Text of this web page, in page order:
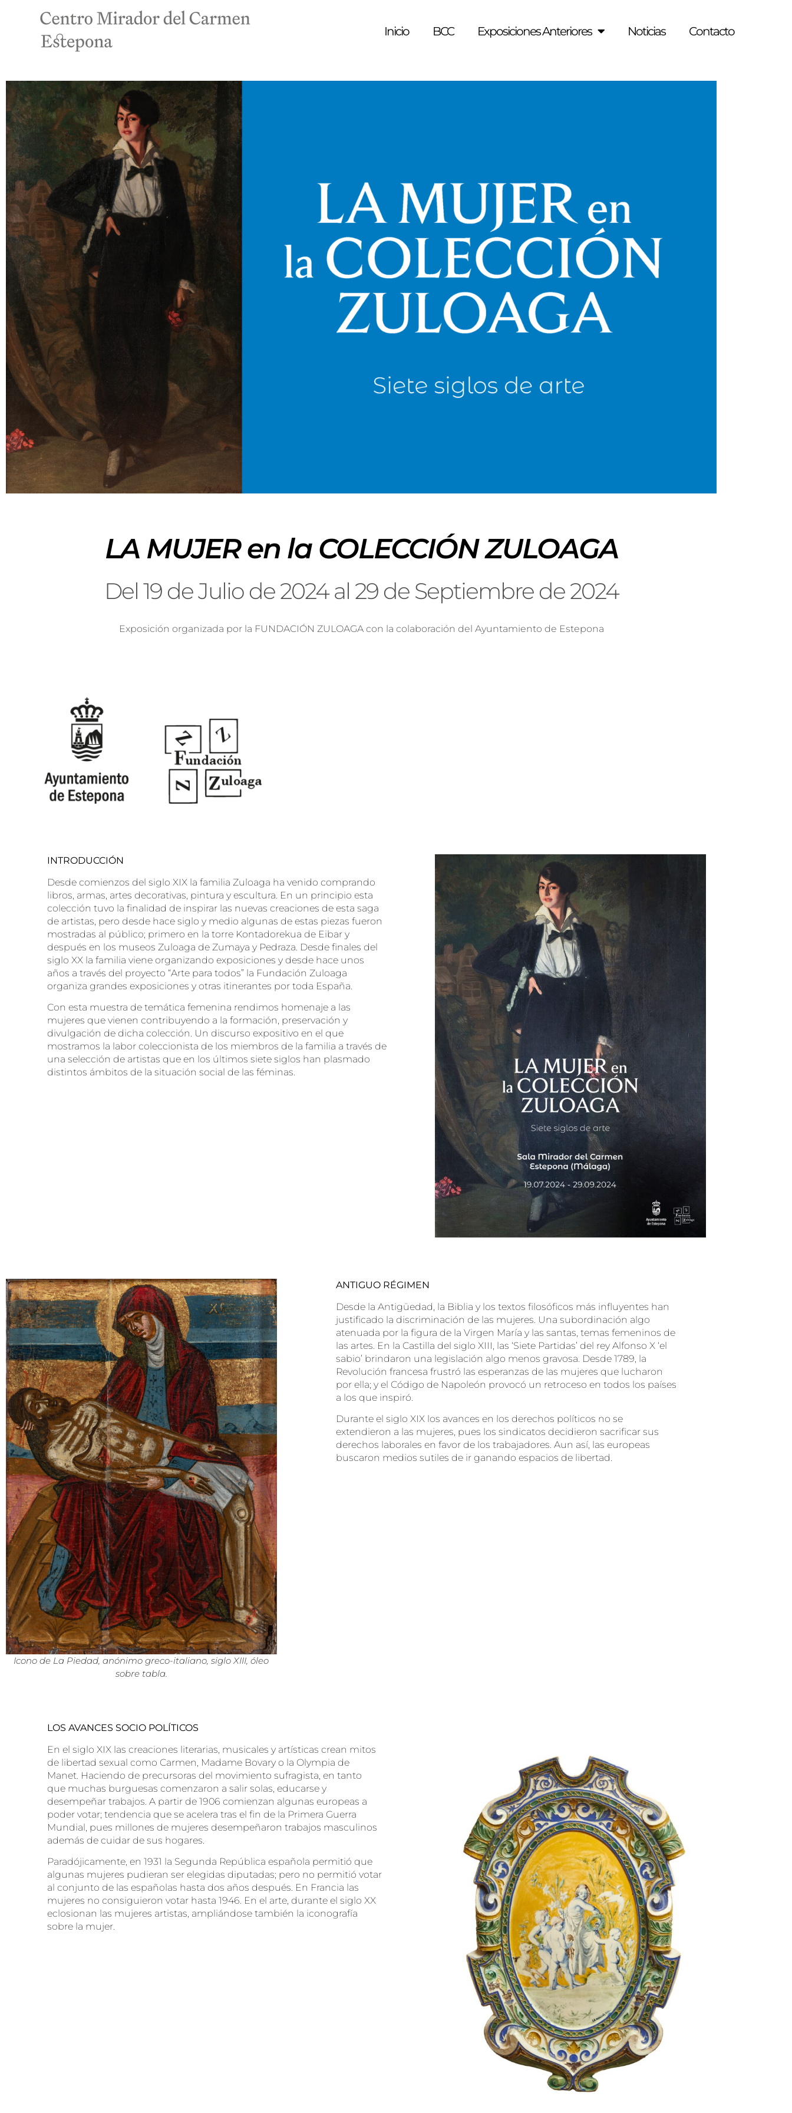
Inicio BCC Exposiciones Anteriores Noticias Contacto
LA MUJER en la COLECCIÓN ZULOAGA
Del 19 de Julio de 2024 al 29 de Septiembre de 2024
Exposición organizada por la FUNDACIÓN ZULOAGA con la colaboración del Ayuntamiento de Estepona
INTRODUCCIÓN
Desde comienzos del siglo XIX la familia Zuloaga ha venido comprando
libros, armas, artes decorativas, pintura y escultura. En un principio esta
colección tuvo la finalidad de inspirar las nuevas creaciones de esta saga
de artistas, pero desde hace siglo y medio algunas de estas piezas fueron
mostradas al público; primero en la torre Kontadorekua de Eibar y
después en los museos Zuloaga de Zumaya y Pedraza. Desde finales del
siglo XX la familia viene organizando exposiciones y desde hace unos
años a través del proyecto “Arte para todos” la Fundación Zuloaga
organiza grandes exposiciones y otras itinerantes por toda España.
Con esta muestra de temática femenina rendimos homenaje a las
mujeres que vienen contribuyendo a la formación, preservación y
divulgación de dicha colección. Un discurso expositivo en el que
mostramos la labor coleccionista de los miembros de la familia a través de
una selección de artistas que en los últimos siete siglos han plasmado
distintos ámbitos de la situación social de las féminas.
Icono de La Piedad, anónimo greco-italiano, siglo XIII, óleo
sobre tabla.
ANTIGUO RÉGIMEN
Desde la Antigüedad, la Biblia y los textos filosóficos más influyentes han
justificado la discriminación de las mujeres. Una subordinación algo
atenuada por la figura de la Virgen María y las santas, temas femeninos de
las artes. En la Castilla del siglo XIII, las ‘Siete Partidas’ del rey Alfonso X ‘el
sabio’ brindaron una legislación algo menos gravosa. Desde 1789, la
Revolución francesa frustró las esperanzas de las mujeres que lucharon
por ella; y el Código de Napoleón provocó un retroceso en todos los países
a los que inspiró.
Durante el siglo XIX los avances en los derechos políticos no se
extendieron a las mujeres, pues los sindicatos decidieron sacrificar sus
derechos laborales en favor de los trabajadores. Aun así, las europeas
buscaron medios sutiles de ir ganando espacios de libertad.
LOS AVANCES SOCIO POLÍTICOS
En el siglo XIX las creaciones literarias, musicales y artísticas crean mitos
de libertad sexual como Carmen, Madame Bovary o la Olympia de
Manet. Haciendo de precursoras del movimiento sufragista, en tanto
que muchas burguesas comenzaron a salir solas, educarse y
desempeñar trabajos. A partir de 1906 comienzan algunas europeas a
poder votar; tendencia que se acelera tras el fin de la Primera Guerra
Mundial, pues millones de mujeres desempeñaron trabajos masculinos
además de cuidar de sus hogares.
Paradójicamente, en 1931 la Segunda República española permitió que
algunas mujeres pudieran ser elegidas diputadas; pero no permitió votar
al conjunto de las españolas hasta dos años después. En Francia las
mujeres no consiguieron votar hasta 1946. En el arte, durante el siglo XX
eclosionan las mujeres artistas, ampliándose también la iconografía
sobre la mujer.